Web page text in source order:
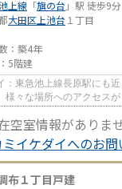
上線 「旗の台 」駅 徒歩9分
大田区 上池台 １丁目
：築4年
5階建
：東急池上線長原駅にも
様々な場所へのアクセス
空室情報がありま
イケダイへのお
布１丁目戸建